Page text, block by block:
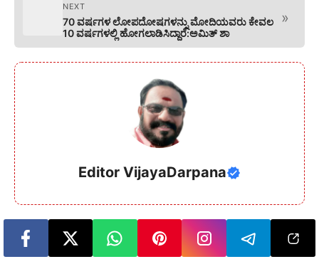
NEXT
70 ವರ್ಷಗಳ ಲೋಪದೋಷಗಳನ್ನು ಮೋದಿಯವರು ಕೇವಲ
10 ವರ್ಷಗಳಲ್ಲಿ ಹೋಗಲಾಡಿಸಿದ್ದಾರೆ:ಅಮಿತ್ ಶಾ
»
Editor VijayaDarpana